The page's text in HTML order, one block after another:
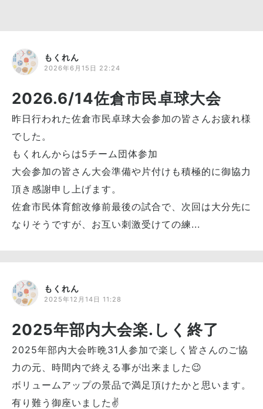
もくれん
2026年6月15日 22:24
2026.6/14佐倉市民卓球大会
昨日行われた佐倉市民卓球大会参加の皆さんお疲れ様
でした。
もくれんからは5チーム団体参加
大会参加の皆さん大会準備や片付けも積極的に御協力
頂き感謝申し上げます。
佐倉市民体育館改修前最後の試合で、次回は大分先に
なりそうですが、お互い刺激受けての練...
もくれん
2025年12月14日 11:28
2025年部内大会楽.しく終了
2025年部内大会昨晩31人参加で楽しく皆さんのご協
力の元、時間内で終える事が出来ました😉
ボリュームアップの景品で満足頂けたかと思います。
有り難う御座いました✌